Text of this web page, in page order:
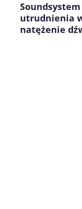
utrudnienia
natężenie